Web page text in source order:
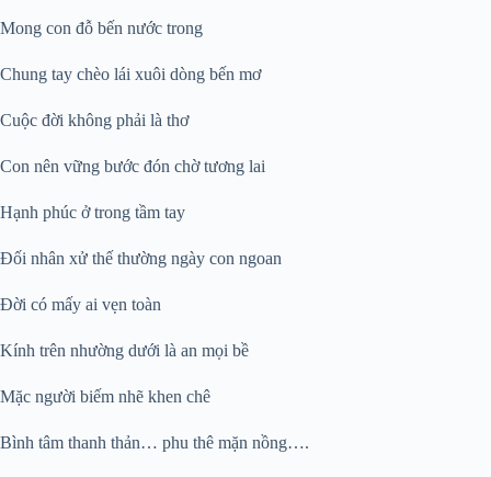
Mong con đỗ bến nước trong
Chung tay chèo lái xuôi dòng bến mơ
Cuộc đời không phải là thơ
Con nên vững bước đón chờ tương lai
Hạnh phúc ở trong tầm tay
Đối nhân xử thế thường ngày con ngoan
Đời có mấy ai vẹn toàn
Kính trên nhường dưới là an mọi bề
Mặc người biếm nhẽ khen chê
Bình tâm thanh thản… phu thê mặn nồng….